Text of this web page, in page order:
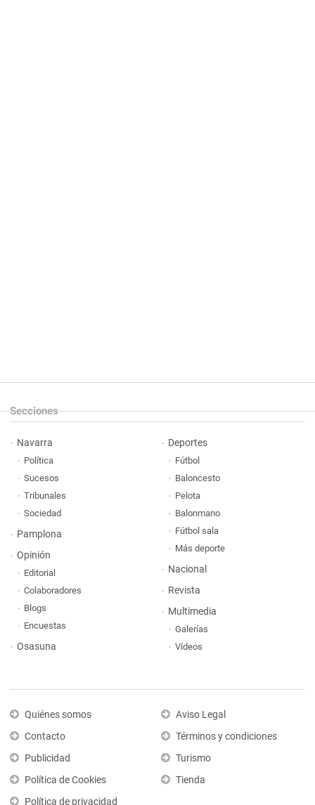
Secciones
Navarra
Política
Sucesos
Tribunales
Sociedad
Pamplona
Opinión
Editorial
Colaboradores
Blogs
Encuestas
Osasuna
Deportes
Fútbol
Baloncesto
Pelota
Balonmano
Fútbol sala
Más deporte
Nacional
Revista
Multimedia
Galerías
Vídeos
Quiénes somos
Contacto
Publicidad
Política de Cookies
Política de privacidad
Aviso Legal
Términos y condiciones
Turismo
Tienda